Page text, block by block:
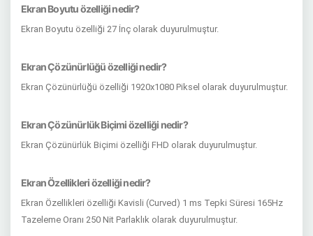
Ekran Boyutu özelliği nedir?
Ekran Boyutu özelliği 27 İnç olarak duyurulmuştur.
Ekran Çözünürlüğü özelliği nedir?
Ekran Çözünürlüğü özelliği 1920x1080 Piksel olarak duyurulmuştur.
Ekran Çözünürlük Biçimi özelliği nedir?
Ekran Çözünürlük Biçimi özelliği FHD olarak duyurulmuştur.
Ekran Özellikleri özelliği nedir?
Ekran Özellikleri özelliği Kavisli (Curved) 1 ms Tepki Süresi 165Hz
Tazeleme Oranı 250 Nit Parlaklık olarak duyurulmuştur.